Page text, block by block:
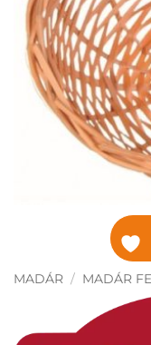
MADÁR / MADÁR